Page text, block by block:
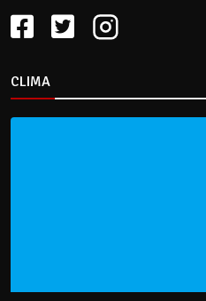
CLIMA